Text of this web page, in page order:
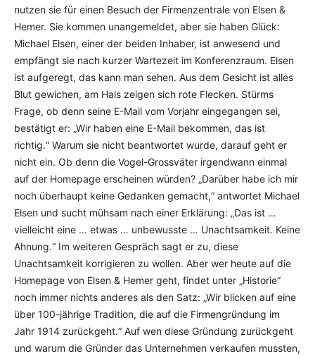
nutzen sie für einen Besuch der Firmenzentrale von Elsen &
Hemer. Sie kommen unangemeldet, aber sie haben Glück:
Michael Elsen, einer der beiden Inhaber, ist anwe­send und
empfängt sie nach kurzer Wartezeit im Konferenzraum. Elsen
ist aufgeregt, das kann man sehen. Aus dem Gesicht ist alles
Blut gewichen, am Hals zeigen sich rote Flecken. Stürms
Frage, ob denn seine E-Mail vom Vorjahr eingegangen sei,
bestätigt er: „Wir haben eine E-Mail bekommen, das ist
richtig.“ Warum sie nicht beant­wortet wurde, darauf geht er
nicht ein. Ob denn die Vogel-Grossväter irgendwann einmal
auf der Homepage erscheinen würden? „Darüber habe ich mir
noch überhaupt keine Gedanken gemacht,“ antwortet Michael
Elsen und sucht mühsam nach einer Erklärung: „Das ist …
vielleicht eine … etwas … unbe­wus­ste … Unachtsamkeit. Keine
Ahnung.“ Im weiteren Gespräch sagt er zu, diese
Unachtsamkeit korrigieren zu wollen. Aber wer heute auf die
Homepage von Elsen & Hemer geht, findet unter „Historie“
noch immer nichts anderes als den Satz: „Wir blicken auf eine
über 100-jährige Tradition, die auf die Firmengrün­dung im
Jahr 1914 zurück­geht.“ Auf wen diese Gründung zurückgeht
und warum die Gründer das Unternehmen verkaufen mussten,